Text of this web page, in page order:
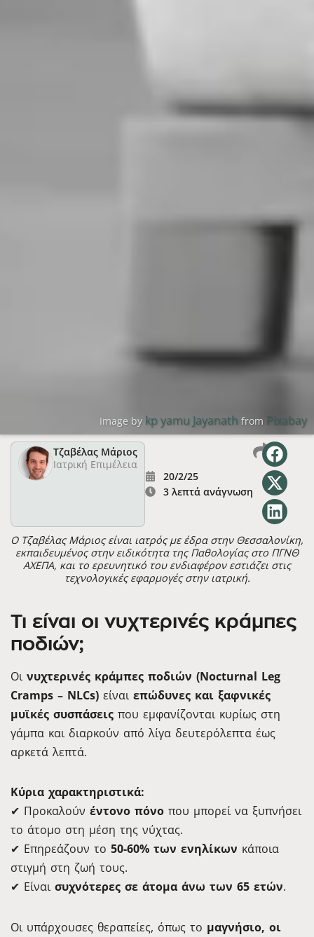
Image by kp yamu Jayanath from Pixabay
Τζαβέλας Μάριος
Ιατρική Επιμέλεια
20/2/25
3 λεπτά ανάγνωση
Ο Τζαβέλας Μάριος είναι ιατρός με έδρα στην Θεσσαλονίκη,
εκπαιδευμένος στην ειδικότητα της Παθολογίας στο ΠΓΝΘ
ΑΧΕΠΑ, και το ερευνητικό του ενδιαφέρον εστιάζει στις
τεχνολογικές εφαρμογές στην ιατρική.
Τι είναι οι νυχτερινές κράμπες
ποδιών;
Οι νυχτερινές κράμπες ποδιών (Nocturnal Leg
Cramps – NLCs) είναι επώδυνες και ξαφνικές
μυϊκές συσπάσεις που εμφανίζονται κυρίως στη
γάμπα και διαρκούν από λίγα δευτερόλεπτα έως
αρκετά λεπτά.
Κύρια χαρακτηριστικά:
✔ Προκαλούν έντονο πόνο που μπορεί να ξυπνήσει
το άτομο στη μέση της νύχτας.
✔ Επηρεάζουν το 50-60% των ενηλίκων κάποια
στιγμή στη ζωή τους.
✔ Είναι συχνότερες σε άτομα άνω των 65 ετών.
Οι υπάρχουσες θεραπείες, όπως το μαγνήσιο, οι